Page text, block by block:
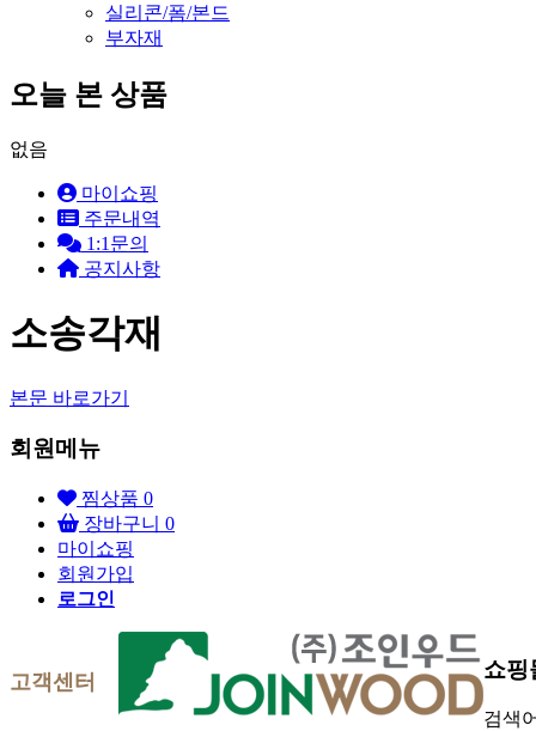
실리콘/폼/본드
부자재
오늘 본 상품
없음
마이쇼핑
주문내역
1:1문의
공지사항
소송각재
본문 바로가기
회원메뉴
찜상품 0
장바구니 0
마이쇼핑
회원가입
로그인
고객센터
쇼핑
검색